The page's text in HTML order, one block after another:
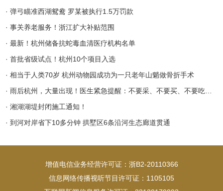
· 弹弓瞄准西湖鸳鸯 罗某被执行1.5万罚款
· 事关养老服务！浙江扩大补贴范围
· 最新！杭州储备抗蛇毒血清医疗机构名单
· 首批省级试点！杭州10个项目入选
· 相当于人类70岁 杭州动物园成功为一只老年山魈做骨折手术
· 湘湖湖堤封闭施工通知！
· 到河对岸省下10多分钟 拱墅区6条沿河生态廊道贯通
增值电信业务经营许可证：浙B2-20110366
信息网络传播视听节目许可证：1105105